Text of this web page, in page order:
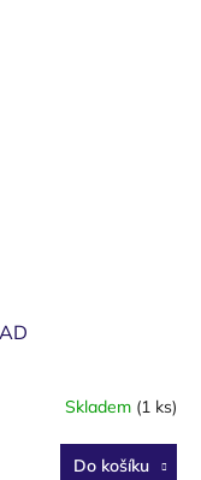
Skladem (1 ks)
Do košíku